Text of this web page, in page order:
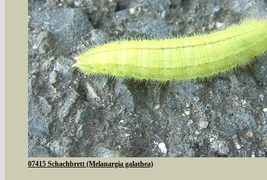
07415 Schachbrett (Melanargia galathea)